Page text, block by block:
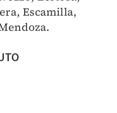
Escamilla,